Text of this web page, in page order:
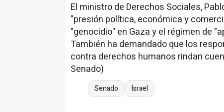
El ministro de Derechos Sociales,
"presión política, económica y
"genocidio" en Gaza y el régimen de
También ha demandado que los
contra derechos humanos rindan
Senado)
Senado Israel